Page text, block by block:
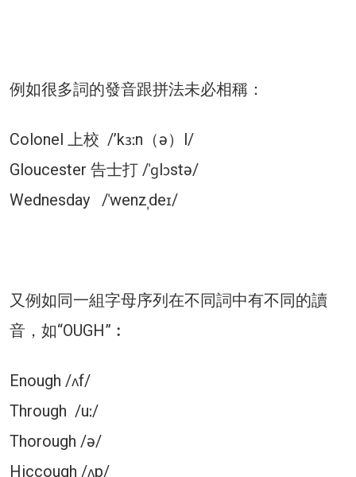
例如很多詞的發音跟拼法未必相稱：
Colonel 上校 /’kɜːn（ə）l/
Gloucester 告士打 /ˈɡlɔstə/
Wednesday /ˈwenzˌdeɪ/
又例如同一組字母序列在不同詞中有不同的讀
音，如“OUGH”︰
Enough /ʌf/
Through /uː/
Thorough /ə/
Hiccough /ʌp/